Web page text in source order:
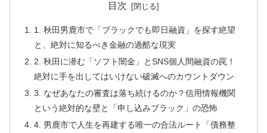
目次
1. 秋田男鹿市で「ブラックでも即日融資」を探す絶望
と、絶対に知るべき金融の過酷な現実
2. 秋田に潜む「ソフト闇金」とSNS個人間融資の罠！
絶対に手を出してはいけない破滅へのカウントダウン
3. なぜあなたの審査は落ち続けるのか？信用情報機関
という絶対的な壁と「申し込みブラック」の恐怖
4. 男鹿市で人生を再建する唯一の合法ルート「債務整